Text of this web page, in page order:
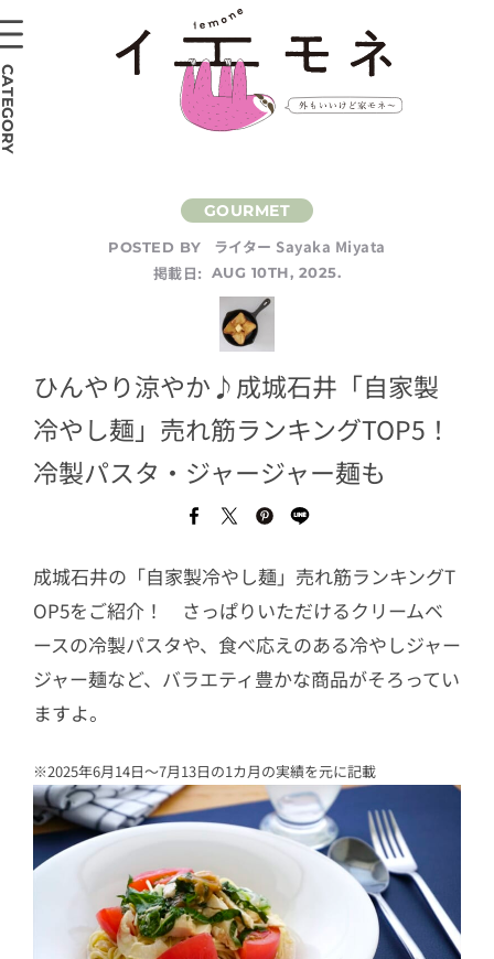
POSTED BY
ライター Sayaka Miyata
掲載日:
AUG 10TH, 2025.
ひんやり涼やか♪成城石井「自家製
冷やし麺」売れ筋ランキングTOP5！
冷製パスタ・ジャージャー麺も
成城石井の「自家製冷やし麺」売れ筋ランキングT
OP5をご紹介！ さっぱりいただけるクリームベ
ースの冷製パスタや、食べ応えのある冷やしジャー
ジャー麺など、バラエティ豊かな商品がそろってい
ますよ。
※2025年6月14日～7月13日の1カ月の実績を元に記載